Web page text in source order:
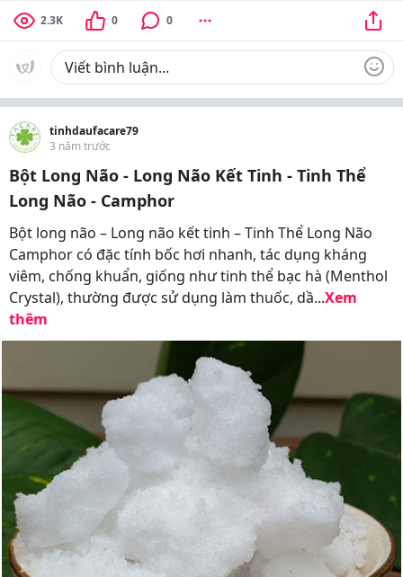
2.3K 0 0
tinhdaufacare79
3 năm trước
Bột Long Não - Long Não Kết Tinh - Tinh Thể
Long Não - Camphor
Bột long não – Long não kết tinh – Tinh Thể Long Não
Camphor có đặc tính bốc hơi nhanh, tác dụng kháng
viêm, chống khuẩn, giống như tinh thể bạc hà (Menthol
Crystal), thường được sử dụng làm thuốc, dầ...Xem
thêm